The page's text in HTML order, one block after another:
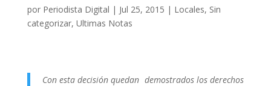
por Periodista Digital | Jul 25, 2015 | Locales, Sin
categorizar, Ultimas Notas
Con esta decisión quedan demostrados los derechos